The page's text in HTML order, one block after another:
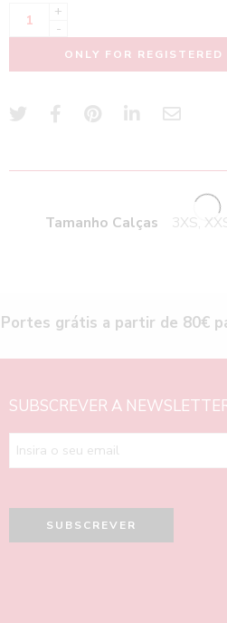
+
-
ONLY FOR
Tamanho Calças 3XS,
Portes grátis a partir de 80€
SUBSCREVER A